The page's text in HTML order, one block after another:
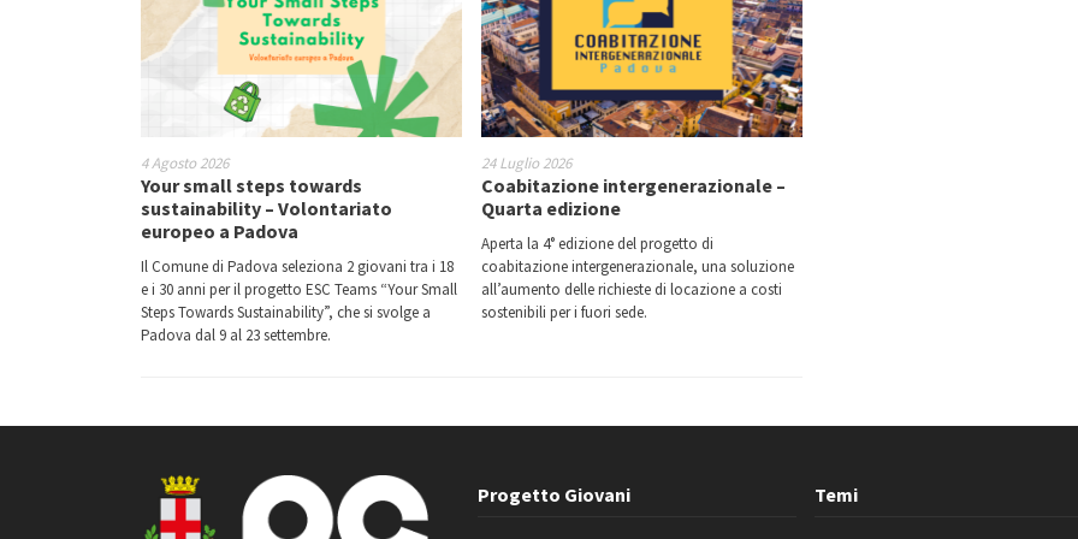
4 Agosto 2026
Your small steps towards
sustainability – Volontariato
europeo a Padova
Il Comune di Padova seleziona 2 giovani tra i 18
e i 30 anni per il progetto ESC Teams “Your Small
Steps Towards Sustainability”, che si svolge a
Padova dal 9 al 23 settembre.
24 Luglio 2026
Coabitazione intergenerazionale –
Quarta edizione
Aperta la 4° edizione del progetto di
coabitazione intergenerazionale, una soluzione
all’aumento delle richieste di locazione a costi
sostenibili per i fuori sede.
Progetto Giovani Temi